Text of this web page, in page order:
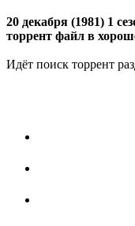
20 декабря (1981) 1
торрент файл в
Идёт поиск торрент